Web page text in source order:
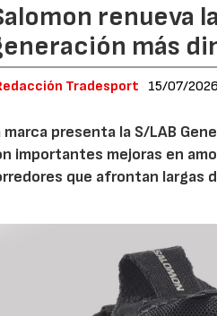
renueva
más
Tradesport 15/07/2026
marca presenta la S/LAB
importantes mejoras en
que afrontan largas